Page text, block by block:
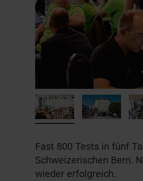
Fast 800 Tests in fünf
Schweizerischen Bern.
wieder erfolgreich.